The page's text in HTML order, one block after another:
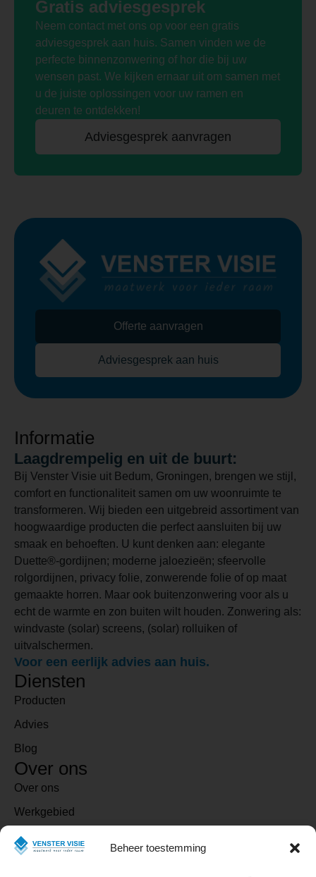
Beheer toestemming
Gratis adviesgesprek
Neem contact met ons op voor een gratis
adviesgesprek aan huis. Samen vinden we de
perfecte binnenzonwering of hor die bij uw
wensen past. We kijken ernaar uit om samen met
u de juiste oplossingen voor uw ramen en
deuren te ontdekken!
Adviesgesprek aanvragen
Offerte aanvragen
Adviesgesprek aan huis
Informatie
Laagdrempelig en uit de buurt:
Bij Venster Visie uit Bedum, Groningen, brengen we stijl,
comfort en functionaliteit samen om uw woonruimte te
transformeren. Wij bieden een uitgebreid assortiment van
hoogwaardige producten die perfect aansluiten bij uw
smaak en behoeften. U kunt denken aan: elegante
Duette®-gordijnen; moderne jaloezieën; sfeervolle
rolgordijnen, privacy folie, zonwerende folie of op maat
gemaakte horren. Maar ook buitenzonwering voor als u
echt de warmte en zon buiten wilt houden. Zonwering als:
windvaste (solar) screens, (solar) rolluiken of
uitvalschermen.
Voor een eerlijk advies aan huis.
Diensten
Producten
Advies
Blog
Over ons
Over ons
Werkgebied
Contact
Contact